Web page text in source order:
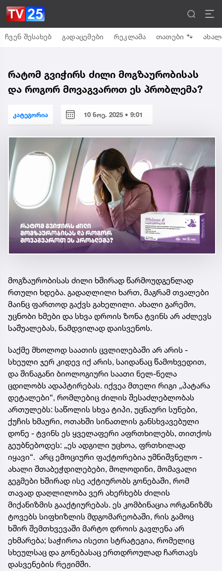
ჩვენ შესახებ გადაცემები რეკლამა თათები 🐾
რატომ გვიჭირს ძილი მოგზაურობისას
და როგორ მოვაგვაროთ ეს პრობლემა?
კატეგორია 10 ნოე. 2025 • 9:01
მოგზაურობისას ძილი ხშირად წარმოუდგენლად
რთული ხდება. გადაღლილი ხართ, მაგრამ თვალები
მაინც ფართოდ გაქვს გახელილი. ახალი გარემო,
უცნობი ხმები და სხვა დროის ზონა ტვინს არ აძლევს
საშუალებას, ნამდვილად დაისვენოს.
საქმე მხოლოდ საათის ცვლილებაში არ არის -
სხეული ჯერ კიდევ იქ არის, საიდანაც წამოხვედით,
და შინაგანი ბიოლოგიური საათი ნელ-ნელა
ცდილობს ადაპტირებას. იქვეა მთელი რიგი „პატარა
დეტალები“, რომლებიც ძილის შესაძლებლობას
ართულებს: საწოლის სხვა ტიპი, უცნაური სუნები,
ქუჩის ხმაური, ოთახში სინათლის განსხვავებული
დონე - ტვინს ეს ყველაფერი აფრთხილებს, თითქოს
გეუბნებოდეს: „ეს ადგილი უცხოა, ფრთხილად
იყავი“. არც ემოციური ფაქტორებია უმნიშვნელო -
ახალი შთაბეჭდილებები, მოლოდინი, მომავალი
გეგმები ხშირად ისე აქტიურობს გონებაში, რომ
თავად დაღლილობა ვერ ახერხებს ძილის
მიქანიზმის გააქტიურებას. ეს კომბინაცია ორგანიზმს
ტოვებს სიფხიზლის მდგომარეობაში, რის გამოც
ხშირ შემთხვევაში მარტო დროის გავლენა არ
ეხმარება; საჭიროა ისეთი სტრატეგია, რომელიც
სხეულსაც და გონებასაც ერთდროულად ჩართავს
დასვენების რეჟიმში.